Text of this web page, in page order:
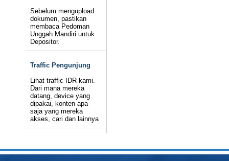
Sebelum mengupload
dokumen, pastikan
membaca Pedoman
Unggah Mandiri untuk
Depositor.
Traffic Pengunjung
Lihat traffic IDR kami.
Dari mana mereka
datang, device yang
dipakai, konten apa
saja yang mereka
akses, cari dan lainnya